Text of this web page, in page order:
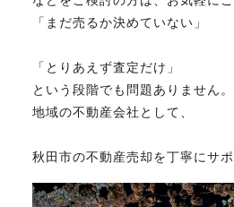
「まだ売るか決めていない」
「とりあえず査定だけ」
という段階でも問題ありません。
地域の不動産会社として、
秋田市の不動産売却を丁寧にサポ